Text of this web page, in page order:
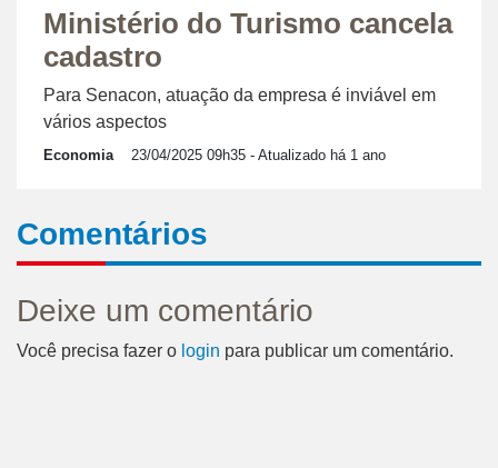
Ministério do Turismo cancela
cadastro
Para Senacon, atuação da empresa é inviável em
vários aspectos
Economia 23/04/2025 09h35 - Atualizado há 1 ano
Comentários
Deixe um comentário
Você precisa fazer o login para publicar um comentário.